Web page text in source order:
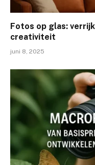
Fotos op glas:
creativiteit
juni 8, 2025